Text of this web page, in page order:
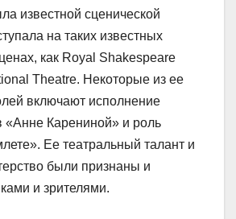
известной сценической
на таких известных
как Royal Shakespeare
Theatre. Некоторые из ее
включают исполнение
«Анне Карениной» и роль
Ее театральный талант и
были признаны и
и зрителями.